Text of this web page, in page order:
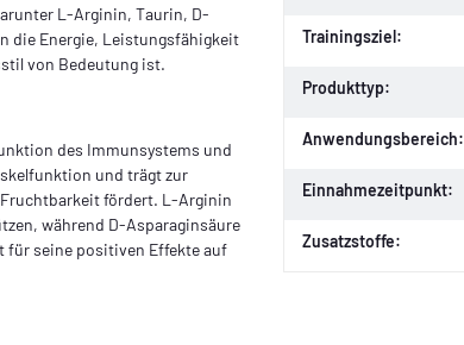
L-Arginin, Taurin, D-
die Energie, Leistungsfähigkeit
von Bedeutung ist.
des Immunsystems und
und trägt zur
fördert. L-Arginin
während D-Asparaginsäure
für seine positiven Effekte auf
Trainingsziel:
Produkttyp:
Anwendungsbereich:
Einnahmezeitpunkt:
Zusatzstoffe: